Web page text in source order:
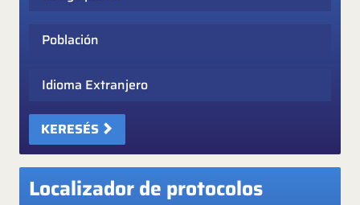
Población
Idioma Extranjero
KERESÉS
Localizador de protocolos